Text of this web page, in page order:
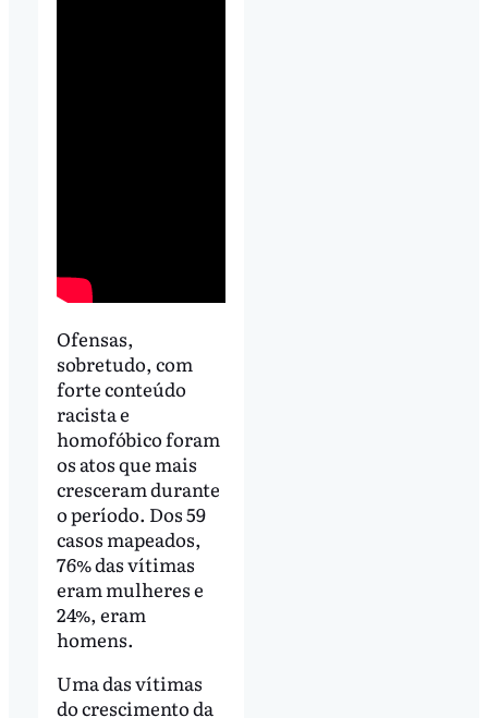
Ofensas,
sobretudo, com
forte conteúdo
racista e
homofóbico foram
os atos que mais
cresceram durante
o período. Dos 59
casos mapeados,
76% das vítimas
eram mulheres e
24%, eram
homens.
Uma das vítimas
do crescimento da